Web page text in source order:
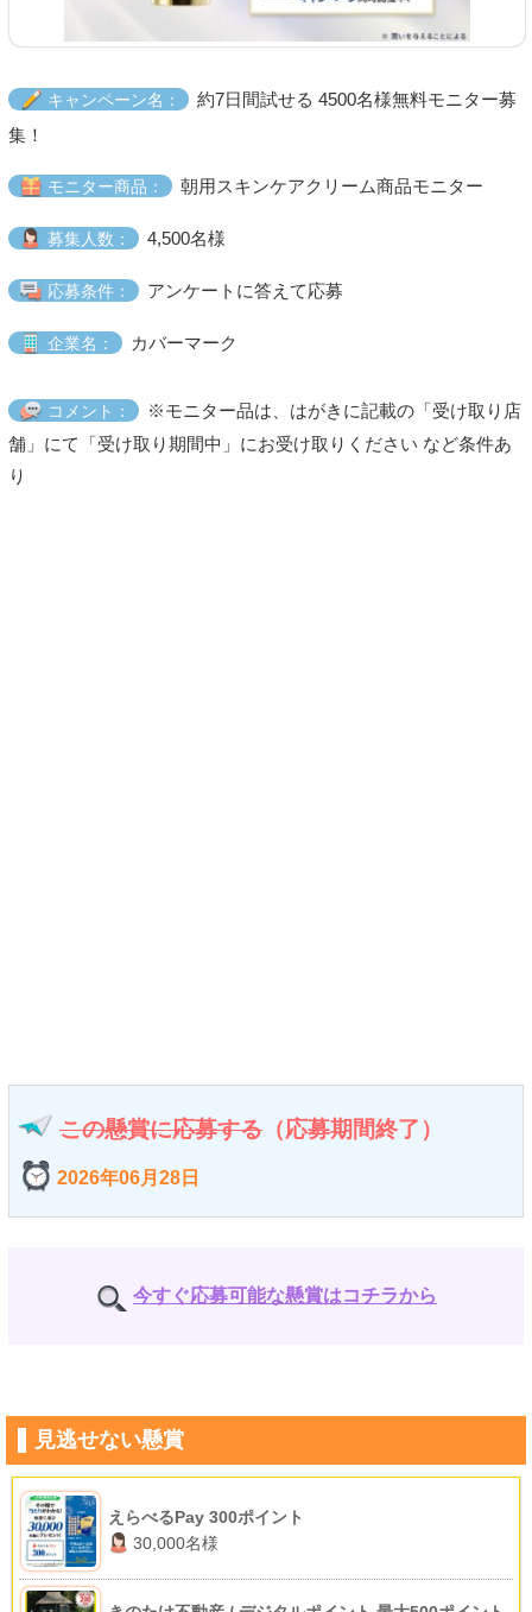
キャンペーン名：
約7日間試せる 4500名様無料モニター募
集！
モニター商品： 朝用スキンケアクリーム商品モニター
募集人数： 4,500名様
応募条件： アンケートに答えて応募
企業名： カバーマーク
コメント：
※モニター品は、はがきに記載の「受け取り店
舗」にて「受け取り期間中」にお受け取りください など条件あ
り
この懸賞に応募する （応募期間終了）
2026年06月28日
今すぐ応募可能な懸賞はコチラから
見逃せない懸賞
えらべるPay 300ポイント
30,000名様